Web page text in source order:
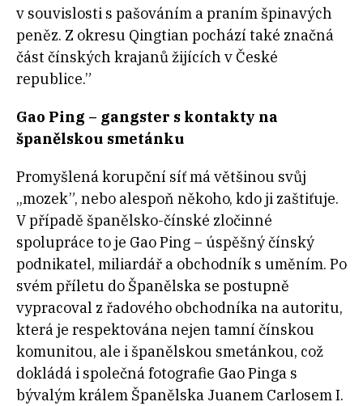
v souvislosti s pašováním a praním špinavých
peněz. Z okresu Qingtian pochází také značná
část čínských krajanů žijících v České
republice.”
Gao Ping – gangster s kontakty na
španělskou smetánku
Promyšlená korupční síť má většinou svůj
„mozek”, nebo alespoň někoho, kdo ji zaštiťuje.
V případě španělsko-čínské zločinné
spolupráce to je Gao Ping – úspěšný čínský
podnikatel, miliardář a obchodník s uměním. Po
svém příletu do Španělska se postupně
vypracoval z řadového obchodníka na autoritu,
která je respektována nejen tamní čínskou
komunitou, ale i španělskou smetánkou, což
dokládá i společná fotografie Gao Pinga s
bývalým králem Španělska Juanem Carlosem I.